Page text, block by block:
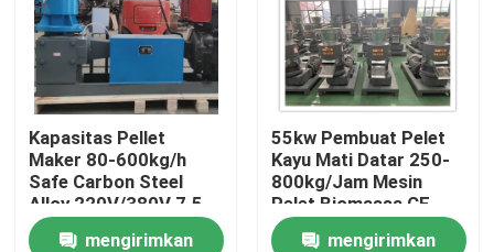
Tampilan VR
Tentang kita
Wisata pabrik
Kontrol kualitas
Kapasitas Pellet
Maker 80-600kg/h
Safe Carbon Steel
Alloy 220V/380V 7.5-
37KW
mengirimkan
55kw Pembuat Pelet
Kayu Mati Datar 250-
800kg/Jam Mesin
Pelet Biomassa CE
mengirimkan